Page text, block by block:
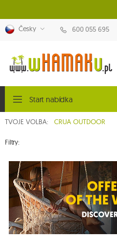
Česky 600 055 695
Start nabídka
TVOJE VOLBA: CRUA OUTDOOR
Filtry: